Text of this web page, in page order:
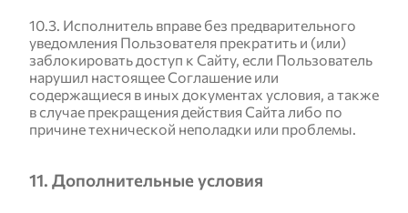
10.3. Исполнитель вправе без предварительного
уведомления Пользователя прекратить и (или)
заблокировать доступ к Сайту, если Пользователь
нарушил настоящее Соглашение или
содержащиеся в иных документах условия, а также
в случае прекращения действия Сайта либо по
причине технической неполадки или проблемы.
11. Дополнительные условия